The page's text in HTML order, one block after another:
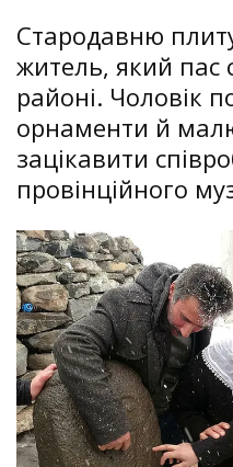
Стародавню
житель, який пас
районі. Чоловік
орнаменти й
зацікавити
провінційного